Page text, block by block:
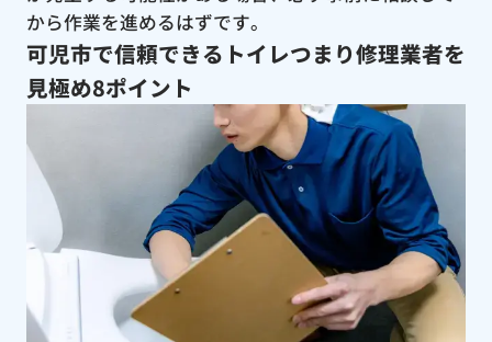
から作業を進めるはずです。
可児市で信頼できるトイレつまり修理業者を
見極め8ポイント